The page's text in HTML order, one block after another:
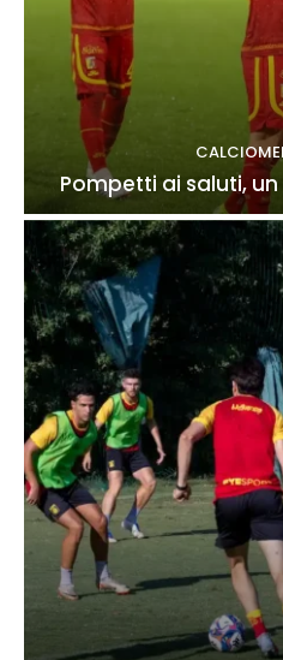
Pompetti ai saluti,